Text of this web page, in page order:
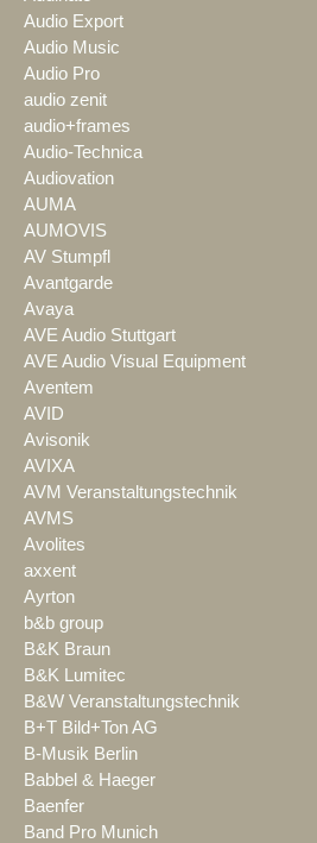
Audio Export
Audio Music
Audio Pro
audio zenit
audio+frames
Audio-Technica
Audiovation
AUMA
AUMOVIS
AV Stumpfl
Avantgarde
Avaya
AVE Audio Stuttgart
AVE Audio Visual Equipment
Aventem
AVID
Avisonik
AVIXA
AVM Veranstaltungstechnik
AVMS
Avolites
axxent
Ayrton
b&b group
B&K Braun
B&K Lumitec
B&W Veranstaltungstechnik
B+T Bild+Ton AG
B-Musik Berlin
Babbel & Haeger
Baenfer
Band Pro Munich